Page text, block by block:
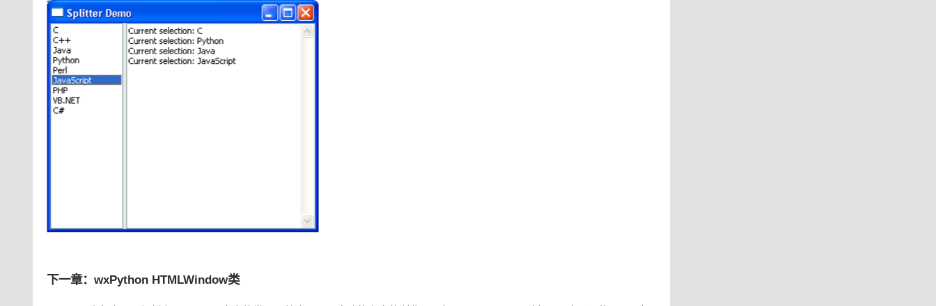
下一章：wxPython HTMLWindow类